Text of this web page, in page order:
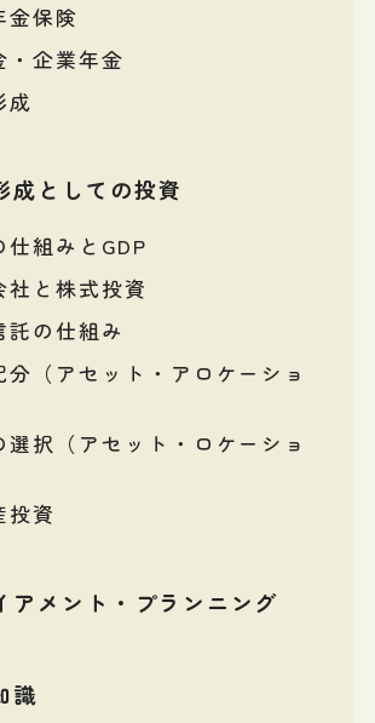
金保険
・企業年金
成
成としての投資
仕組みとGDP
社と株式投資
託の仕組み
分（アセット・アロケーショ
選択（アセット・ロケーショ
投資
アメント・プランニング
識